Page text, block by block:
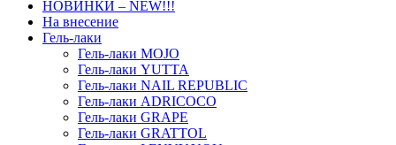
НОВИНКИ – NEW!!!
На внесение
Гель-лаки
Гель-лаки MOJO
Гель-лаки YUTTA
Гель-лаки NAIL REPUBLIC
Гель-лаки ADRICOCO
Гель-лаки GRAPE
Гель-лаки GRATTOL